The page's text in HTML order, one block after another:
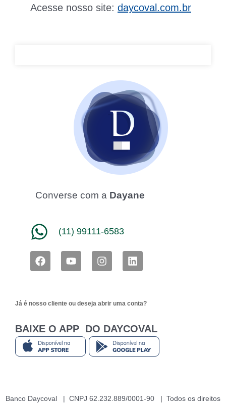
Acesse nosso site: daycoval.com.br
Converse com a Dayane
(11) 99111-6583
F
a
o
k
Y
o
b
I
n
g
a
m
L
i
d
n
Já é nosso cliente ou deseja abrir uma conta?
BAIXE O APP DO DAYCOVAL
Banco Daycoval | CNPJ 62.232.889/0001-90 | Todos os direitos